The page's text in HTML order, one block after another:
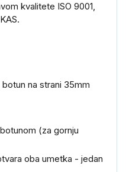
kvalitete ISO 9001,
na strani 35mm
(za gornju
oba umetka - jedan